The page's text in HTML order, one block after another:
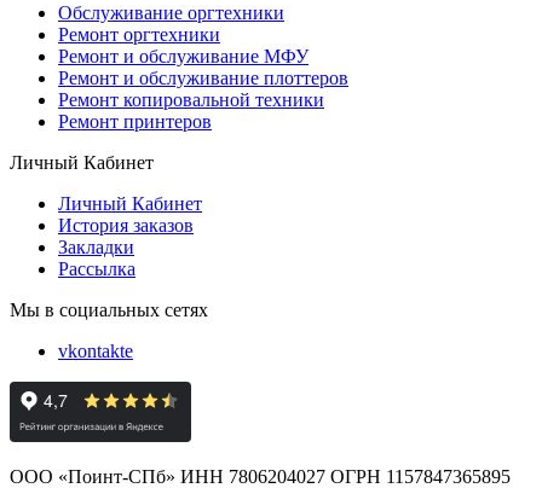
Обслуживание оргтехники
Ремонт оргтехники
Ремонт и обслуживание МФУ
Ремонт и обслуживание плоттеров
Ремонт копировальной техники
Ремонт принтеров
Личный Кабинет
Личный Кабинет
История заказов
Закладки
Рассылка
Мы в социальных сетях
vkontakte
ООО «Поинт-СПб» ИНН 7806204027 ОГРН 1157847365895